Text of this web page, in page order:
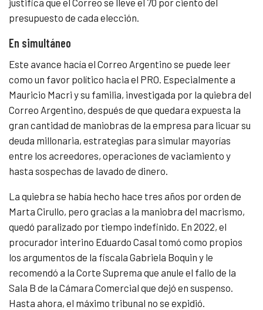
justifica que el Correo se lleve el 70 por ciento del
presupuesto de cada elección.
En simultáneo
Este avance hacía el Correo Argentino se puede leer
como un favor político hacia el PRO. Especialmente a
Mauricio Macri y su familia, investigada por la quiebra del
Correo Argentino, después de que quedara expuesta la
gran cantidad de maniobras de la empresa para licuar su
deuda millonaria, estrategias para simular mayorías
entre los acreedores, operaciones de vaciamiento y
hasta sospechas de lavado de dinero.
La quiebra se había hecho hace tres años por orden de
Marta Cirullo, pero gracias a la maniobra del macrismo,
quedó paralizado por tiempo indefinido. En 2022, el
procurador interino Eduardo Casal tomó como propios
los argumentos de la fiscala Gabriela Boquin y le
recomendó a la Corte Suprema que anule el fallo de la
Sala B de la Cámara Comercial que dejó en suspenso.
Hasta ahora, el máximo tribunal no se expidió.